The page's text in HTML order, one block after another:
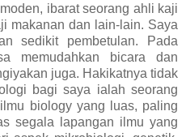
ibarat seorang ahli kaji
makanan dan lain-lain. Saya
sedikit pembetulan. Pada
memudahkan bicara dan
juga. Hakikatnya tidak
bagi saya ialah seorang
biology yang luas, paling
segala lapangan ilmu yang